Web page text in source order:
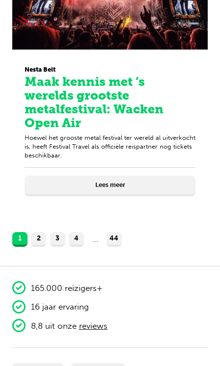
Nesta Belt
Maak kennis met ’s
werelds grootste
metalfestival: Wacken
Open Air
Hoewel het grooste metal festival ter wereld al uitverkocht
is, heeft Festival Travel als officiële reispartner nog tickets
beschikbaar.
Lees meer
1 2 3 4 44
165.000 reizigers+
16 jaar ervaring
8,8 uit onze reviews